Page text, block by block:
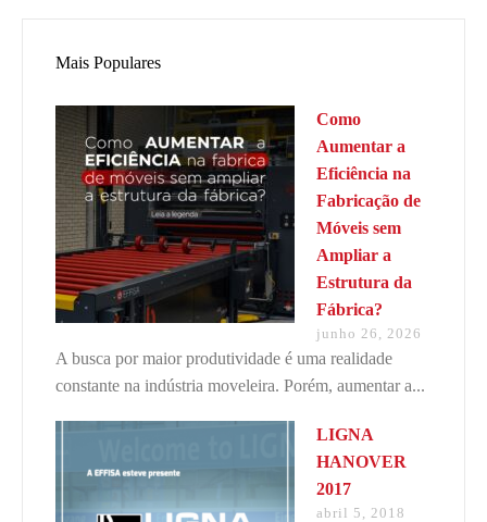
Mais Populares
Como
Aumentar a
Eficiência na
Fabricação de
Móveis sem
Ampliar a
Estrutura da
Fábrica?
junho 26, 2026
A busca por maior produtividade é uma realidade
constante na indústria moveleira. Porém, aumentar a...
LIGNA
HANOVER
2017
abril 5, 2018